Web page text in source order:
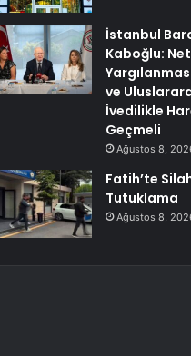
İstanbul
Kaboğlu:
ve
İvedilikle
Geçmeli
Ağustos 8,
Fatih’te
Tutuklama
Ağustos 8,